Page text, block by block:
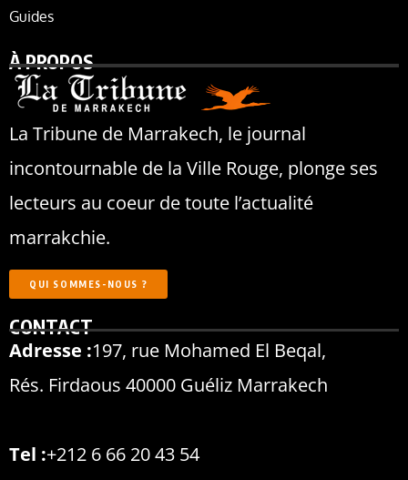
Guides
À PROPOS
La Tribune de Marrakech, le journal
incontournable de la Ville Rouge, plonge ses
lecteurs au coeur de toute l’actualité
marrakchie.
QUI SOMMES-NOUS ?
CONTACT
Adresse :197, rue Mohamed El Beqal,
Rés. Firdaous 40000 Guéliz Marrakech
Tel :+212 6 66 20 43 54